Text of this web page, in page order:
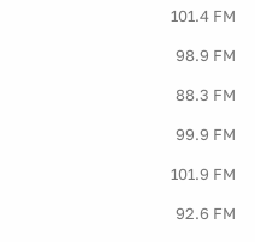
101.4 FM
98.9 FM
88.3 FM
99.9 FM
101.9 FM
92.6 FM